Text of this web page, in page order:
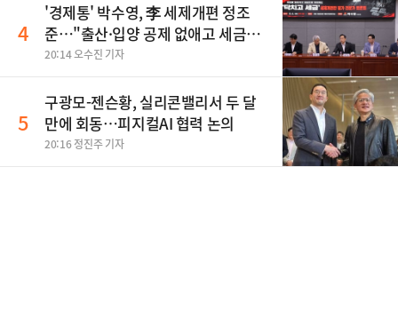
4
'경제통' 박수영, 李 세제개편 정조
준…"출산·입양 공제 없애고 세금폭
탄"
20:14 오수진 기자
5
구광모-젠슨황, 실리콘밸리서 두 달
만에 회동…피지컬AI 협력 논의
20:16 정진주 기자